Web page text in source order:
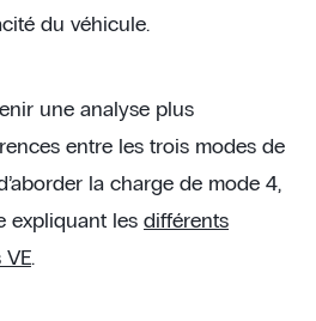
du véhicule.
une analyse plus
entre les trois modes de
la charge de mode 4,
expliquant les différents
VE.